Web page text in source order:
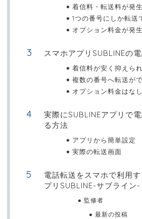
着信料・転送料が発
1つの番号にしか転送
オプション料金が発
スマホアプリSUBLINEの
着信料が安く抑えら
複数の番号へ転送が
オプション料金はなし
実際にSUBLINEアプリで
る方法
アプリから簡単設定
実際の転送画面
電話転送をスマホで利用
プリSUBLINE-サブライン-
監修者
最新の投稿